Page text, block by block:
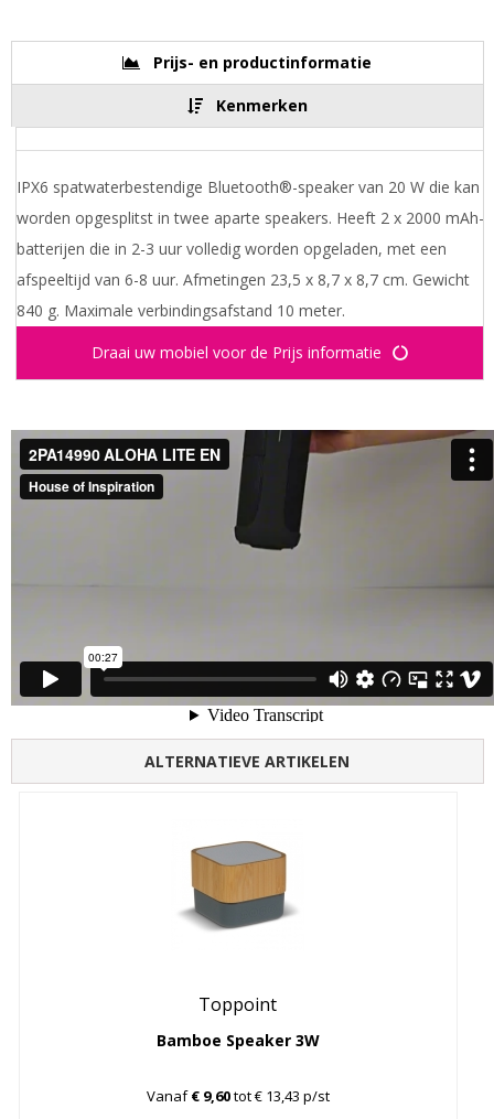
Prijs- en productinformatie
Kenmerken
IPX6 spatwaterbestendige Bluetooth®-speaker van 20 W die kan
worden opgesplitst in twee aparte speakers. Heeft 2 x 2000 mAh-
batterijen die in 2-3 uur volledig worden opgeladen, met een
afspeeltijd van 6-8 uur. Afmetingen 23,5 x 8,7 x 8,7 cm. Gewicht
840 g. Maximale verbindingsafstand 10 meter.
Draai uw mobiel voor de Prijs informatie
ALTERNATIEVE ARTIKELEN
Toppoint
Bamboe Speaker 3W
Vanaf€ 9,60tot € 13,43 p/st